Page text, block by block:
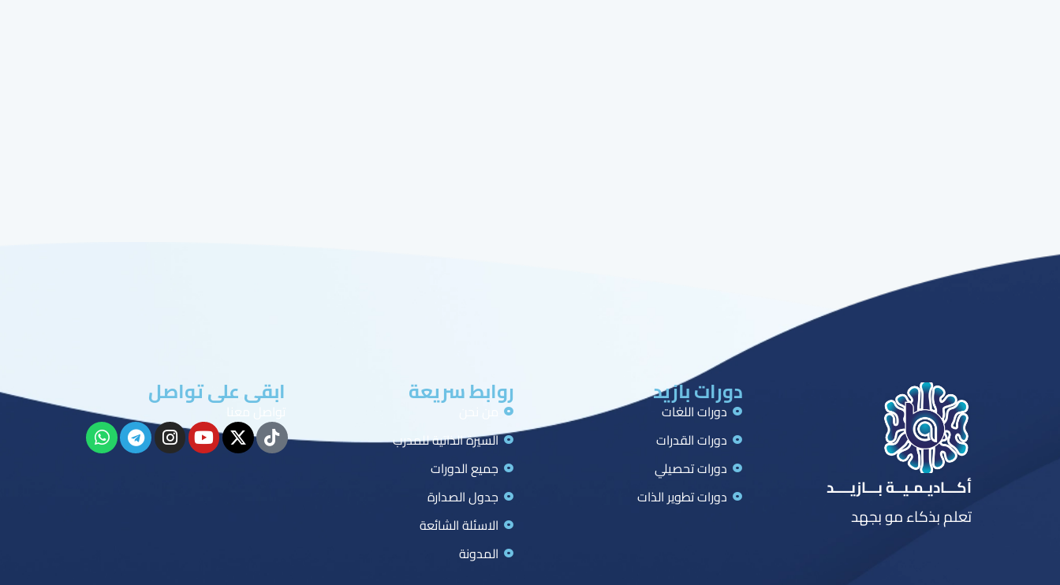
أكـــاديـمـيــة بـــازيــــد
تعلم بذكاء مو بجهد
دورات بازيد
دورات اللغات
دورات القدرات
دورات تحصيلي
دورات تطوير الذات
روابط سريعة
السيرة الذاتية للمدرب
جميع الدورات
جدول الصدارة
الاسئلة الشائعة
المدونة
ابقى على تواصل